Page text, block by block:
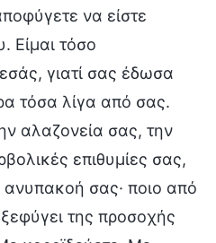
να είστε
Είμαι τόσο
γιατί σας έδωσα
τόσα λίγα από σας.
αλαζονεία σας, την
επιθυμίες σας,
σας· ποιο από
της προσοχής